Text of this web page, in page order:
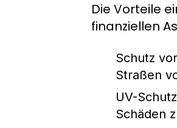
Die Vorteile
finanziellen
Schutz
Straßen
UV-
Schäden